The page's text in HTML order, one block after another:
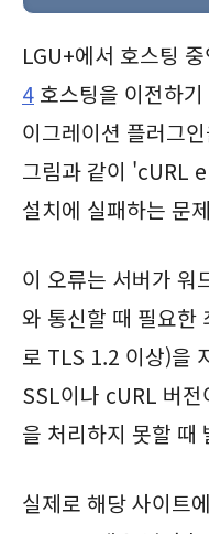
LGU+에서 호스팅
4 호스팅을 이전하
이그레이션 플러그
그림과 같이 'cURL
설치에 실패하는 문
이 오류는 서버가 워
와 통신할 때 필요한
로 TLS 1.2 이상)을
SSL이나 cURL 버
을 처리하지 못할 때
실제로 해당 사이트